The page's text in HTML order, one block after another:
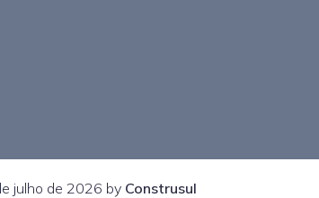
julho de 2026 by Construsul